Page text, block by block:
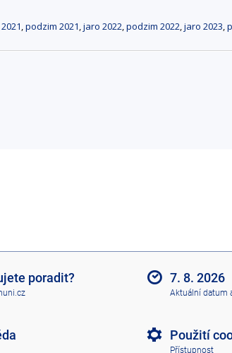
,podzim 2021,jaro 2022,podzim 2022,jaro 2023,
poradit? 7. 8. 2026
Aktuální datum
Použití
Přístupnost